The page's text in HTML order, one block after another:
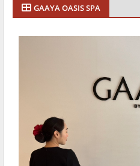
GAAYA OASIS SPA